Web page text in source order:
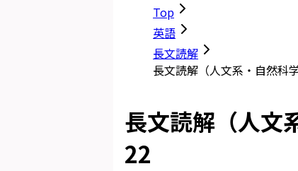
Top
英語
長文読解
長文読解（人文系・自然科
長文読解（人文
22